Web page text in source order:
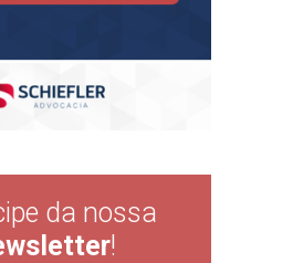
da nossa
!